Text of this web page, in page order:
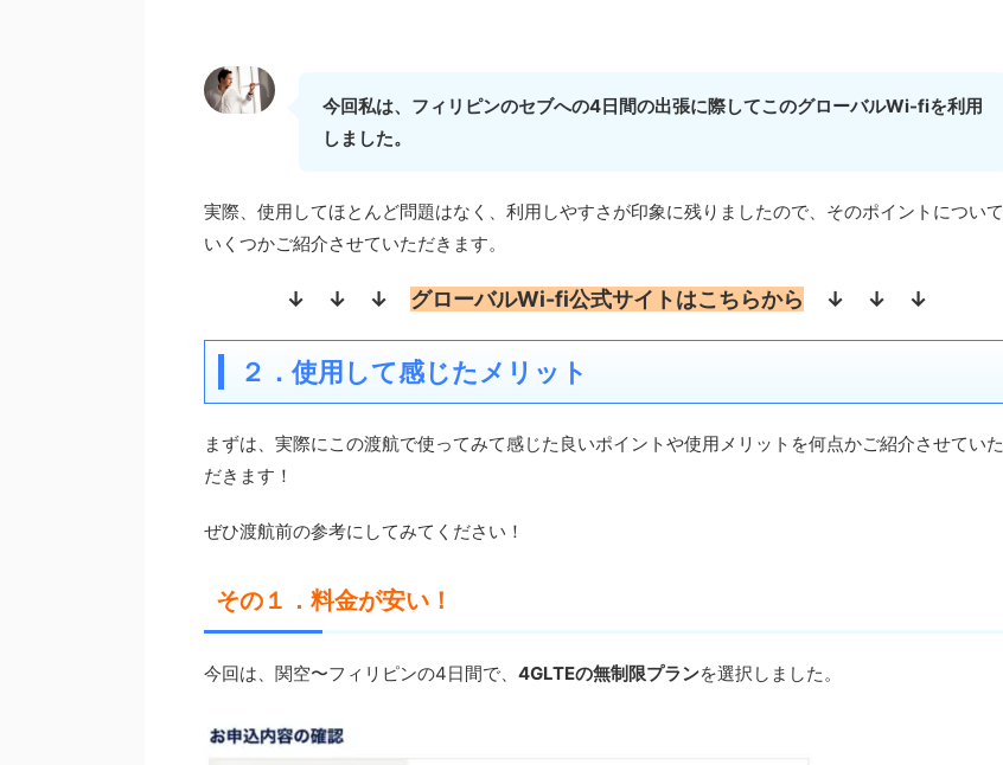
今回私は、フィリピンのセブへの4日間の出張に際してこのグローバルWi-fiを利用
しました。
実際、使用してほとんど問題はなく、利用しやすさが印象に残りましたので、そのポイントについて
いくつかご紹介させていただきます。
↓ ↓ ↓ グローバルWi-fi公式サイトはこちらから ↓ ↓ ↓
２．使用して感じたメリット
まずは、実際にこの渡航で使ってみて感じた良いポイントや使用メリットを何点かご紹介させていた
だきます！
ぜひ渡航前の参考にしてみてください！
その１．料金が安い！
今回は、関空〜フィリピンの4日間で、 4GLTEの無制限プランを選択しました。